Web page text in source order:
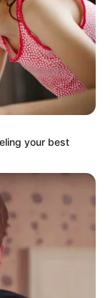
Soon
your best